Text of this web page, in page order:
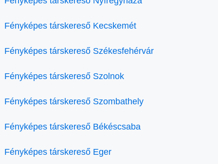
Fényképes társkereső Kecskemét
Fényképes társkereső Székesfehérvár
Fényképes társkereső Szolnok
Fényképes társkereső Szombathely
Fényképes társkereső Békéscsaba
Fényképes társkereső Eger